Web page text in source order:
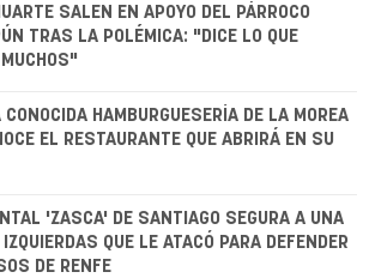
SALEN EN APOYO DEL PÁRROCO
TRAS LA POLÉMICA: "DICE LO QUE
CONOCIDA HAMBURGUESERÍA DE LA MOREA
EL RESTAURANTE QUE ABRIRÁ EN SU
'ZASCA' DE SANTIAGO SEGURA A UNA
QUE LE ATACÓ PARA DEFENDER
DE RENFE